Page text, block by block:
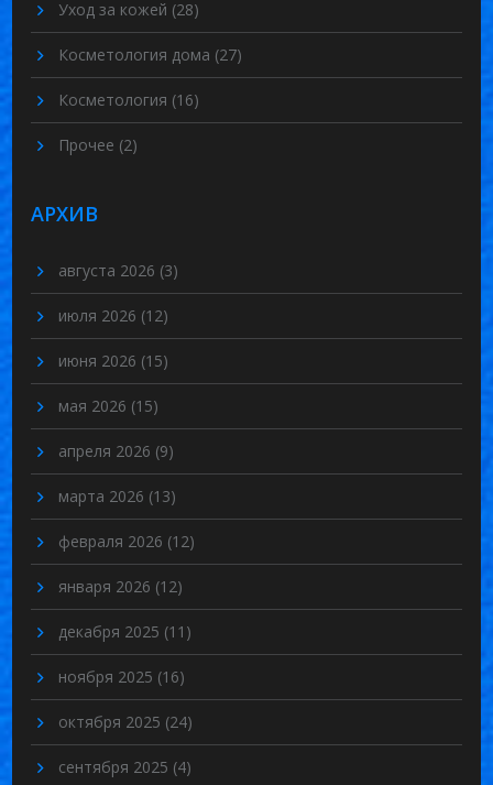
Уход за кожей (28)
Косметология дома (27)
Косметология (16)
Прочее (2)
АРХИВ
августа 2026 (3)
июля 2026 (12)
июня 2026 (15)
мая 2026 (15)
апреля 2026 (9)
марта 2026 (13)
февраля 2026 (12)
января 2026 (12)
декабря 2025 (11)
ноября 2025 (16)
октября 2025 (24)
сентября 2025 (4)